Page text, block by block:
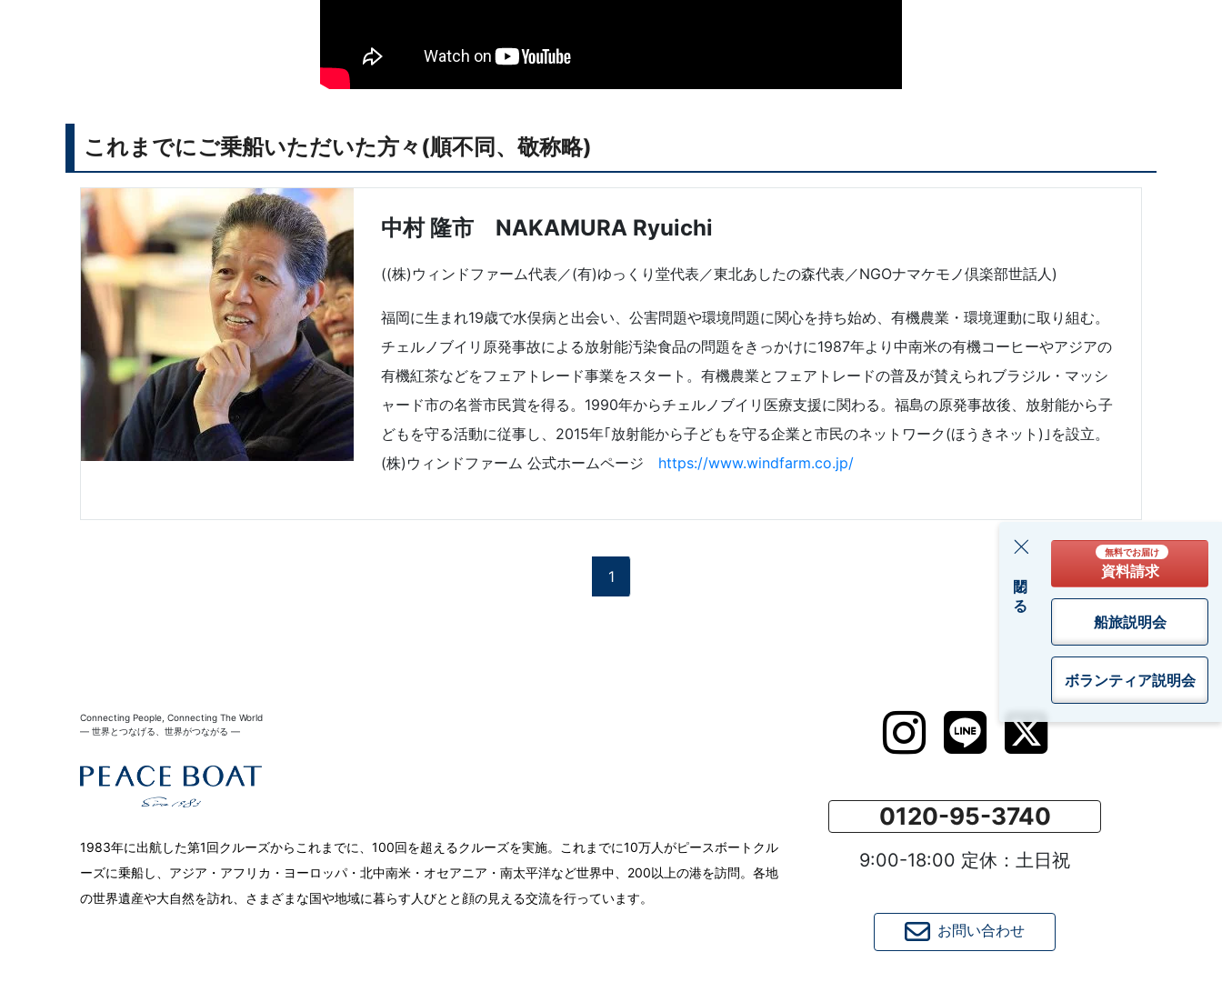
閉じる
無料でお届け
資料請求
船旅説明会
ボランティア説明会
これまでにご乗船いただいた方々(順不同、敬称略)
中村 隆市 NAKAMURA Ryuichi
((株)ウィンドファーム代表／(有)ゆっくり堂代表／東北あしたの森代表／NGOナマケモノ倶楽部世話人)
福岡に生まれ19歳で水俣病と出会い、公害問題や環境問題に関心を持ち始め、有機農業・環境運動に取り組む。
チェルノブイリ原発事故による放射能汚染食品の問題をきっかけに1987年より中南米の有機コーヒーやアジアの
有機紅茶などをフェアトレード事業をスタート。有機農業とフェアトレードの普及が賛えられブラジル・マッシ
ャード市の名誉市民賞を得る。1990年からチェルノブイリ医療支援に関わる。福島の原発事故後、放射能から子
どもを守る活動に従事し、2015年｢放射能から子どもを守る企業と市民のネットワーク(ほうきネット)｣を設立。
(株)ウィンドファーム 公式ホームページ https://www.windfarm.co.jp/
1
0120-95-3740
9:00-18:00 定休：土日祝
お問い合わせ
Connecting People, Connecting The World
― 世界とつなげる、世界がつながる ―
1983年に出航した第1回クルーズからこれまでに、100回を超えるクルーズを実施。これまでに10万人がピースボートクル
ーズに乗船し、アジア・アフリカ・ヨーロッパ・北中南米・オセアニア・南太平洋など世界中、200以上の港を訪問。各地
の世界遺産や大自然を訪れ、さまざまな国や地域に暮らす人びとと顔の見える交流を行っています。